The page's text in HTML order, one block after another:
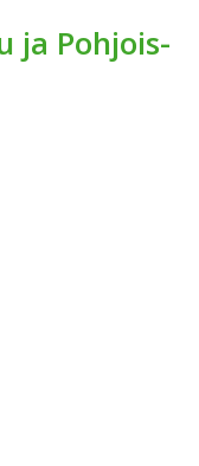
ja Pohjois-